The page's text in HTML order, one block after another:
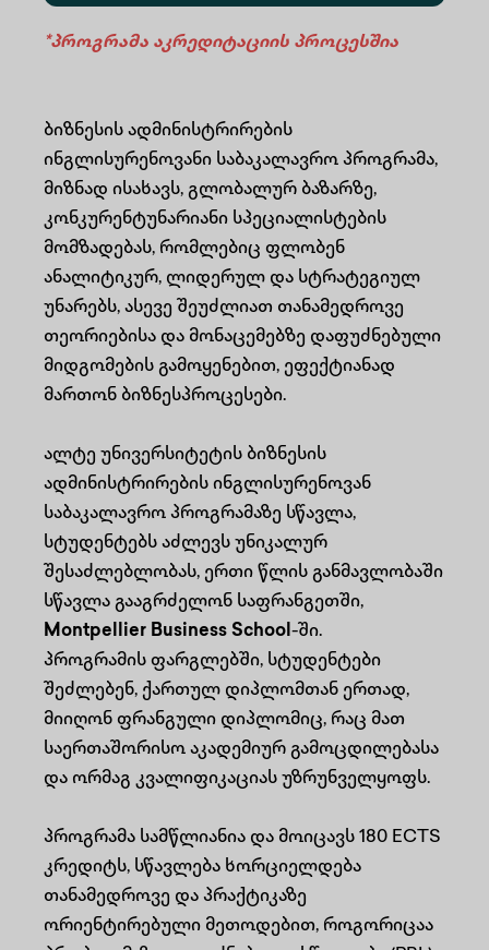
პროგრამის სტრუქტურა
დასაქმების შესაძლებლობები
საკონტაქტო ინფორმაცია
ხშირად დასმული კითხვები
ადმინისტრაცია
*პროგრამა აკრედიტაციის პროცესშია
ბიზნესის ადმინისტრირების
ინგლისურენოვანი საბაკალავრო პროგრამა,
მიზნად ისახავს, გლობალურ ბაზარზე,
კონკურენტუნარიანი სპეციალისტების
მომზადებას, რომლებიც ფლობენ
ანალიტიკურ, ლიდერულ და სტრატეგიულ
უნარებს, ასევე შეუძლიათ თანამედროვე
თეორიებისა და მონაცემებზე დაფუძნებული
მიდგომების გამოყენებით, ეფექტიანად
მართონ ბიზნესპროცესები.
ალტე უნივერსიტეტის ბიზნესის
ადმინისტრირების ინგლისურენოვან
საბაკალავრო პროგრამაზე სწავლა,
სტუდენტებს აძლევს უნიკალურ
შესაძლებლობას, ერთი წლის განმავლობაში
სწავლა გააგრძელონ საფრანგეთში,
Montpellier Business School-ში.
პროგრამის ფარგლებში, სტუდენტები
შეძლებენ, ქართულ დიპლომთან ერთად,
მიიღონ ფრანგული დიპლომიც, რაც მათ
საერთაშორისო აკადემიურ გამოცდილებასა
და ორმაგ კვალიფიკაციას უზრუნველყოფს.
პროგრამა სამწლიანია და მოიცავს 180 ECTS
კრედიტს, სწავლება ხორციელდება
თანამედროვე და პრაქტიკაზე
ორიენტირებული მეთოდებით, როგორიცაა